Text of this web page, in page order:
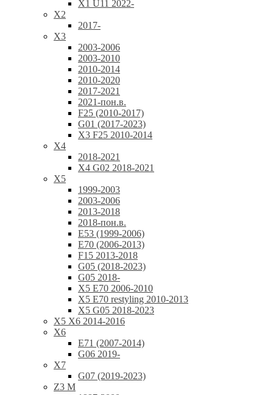
X1 U11 2022-
X2
2017-
X3
2003-2006
2003-2010
2010-2014
2010-2020
2017-2021
2021-пон.в.
F25 (2010-2017)
G01 (2017-2023)
X3 F25 2010-2014
X4
2018-2021
X4 G02 2018-2021
X5
1999-2003
2003-2006
2013-2018
2018-пон.в.
E53 (1999-2006)
E70 (2006-2013)
F15 2013-2018
G05 (2018-2023)
G05 2018-
X5 E70 2006-2010
X5 E70 restyling 2010-2013
X5 G05 2018-2023
X5 X6 2014-2016
X6
E71 (2007-2014)
G06 2019-
X7
G07 (2019-2023)
Z3 M